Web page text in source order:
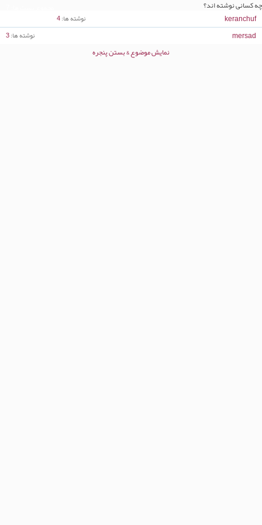
چه کسانی نوشته اند؟
نوشته ها 4 keranchuf
نوشته ها 3
mersad
نمایش موضوع & بستن پنجره